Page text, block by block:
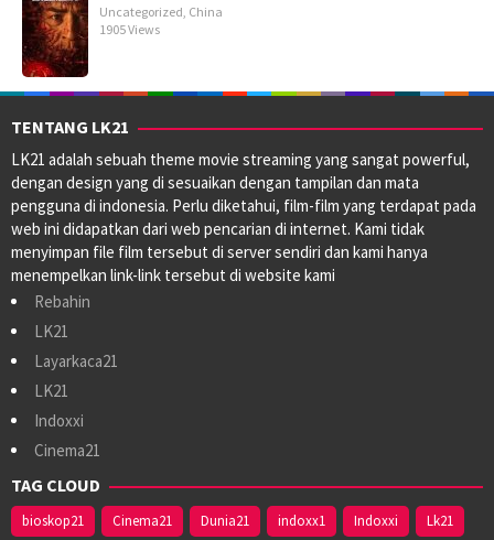
Uncategorized, China
1905 Views
TENTANG LK21
LK21 adalah sebuah theme movie streaming yang sangat powerful,
dengan design yang di sesuaikan dengan tampilan dan mata
pengguna di indonesia. Perlu diketahui, film-film yang terdapat pada
web ini didapatkan dari web pencarian di internet. Kami tidak
menyimpan file film tersebut di server sendiri dan kami hanya
menempelkan link-link tersebut di website kami
Rebahin
LK21
Layarkaca21
LK21
Indoxxi
Cinema21
TAG CLOUD
bioskop21 Cinema21 Dunia21 indoxx1 Indoxxi Lk21